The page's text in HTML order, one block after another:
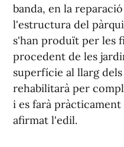
banda, en la
l'estructura del
s'han produït per les
procedent de les
superfície al llarg
rehabilitarà per
i es farà pràcticament
afirmat l'edil.